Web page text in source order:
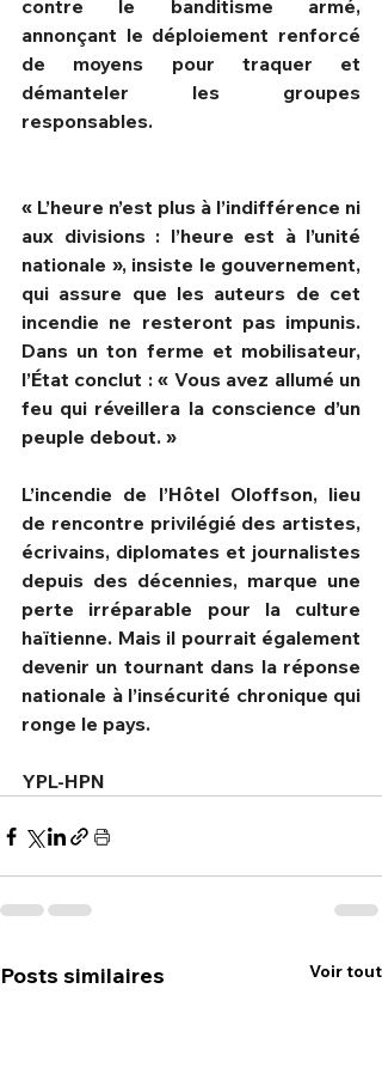
contre le banditisme armé,
annonçant le déploiement renforcé
de moyens pour traquer et
démanteler les groupes
responsables.
« L’heure n’est plus à l’indifférence ni
aux divisions : l’heure est à l’unité
nationale », insiste le gouvernement,
qui assure que les auteurs de cet
incendie ne resteront pas impunis.
Dans un ton ferme et mobilisateur,
l’État conclut : « Vous avez allumé un
feu qui réveillera la conscience d’un
peuple debout. »
L’incendie de l’Hôtel Oloffson, lieu
de rencontre privilégié des artistes,
écrivains, diplomates et journalistes
depuis des décennies, marque une
perte irréparable pour la culture
haïtienne. Mais il pourrait également
devenir un tournant dans la réponse
nationale à l’insécurité chronique qui
ronge le pays.
YPL-HPN
Posts similaires Voir tout